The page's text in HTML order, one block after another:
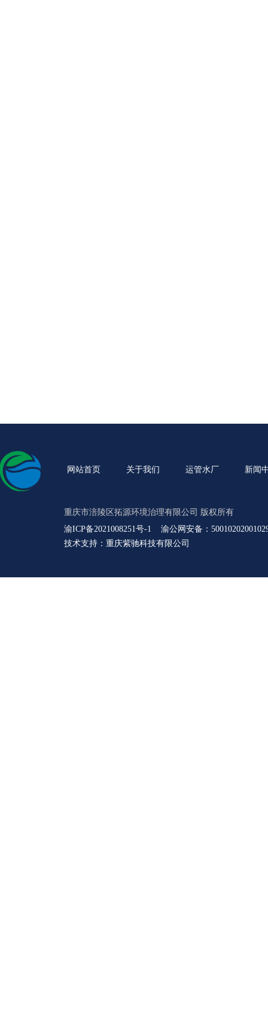
重庆市涪陵区拓源环境治理有限公司 版权所有
渝ICP备2021008251号-1
渝公网安备：
技术支持： 重庆紫驰科技有限公司
网站首页 关于我们 运管水厂 新闻